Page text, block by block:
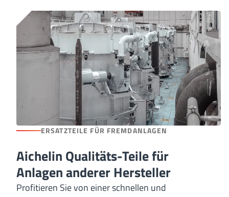
ERSATZTEILE FÜR FREMDANLAGEN
Aichelin Qualitäts-Teile für
Anlagen anderer Hersteller
Profitieren Sie von einer schnellen und